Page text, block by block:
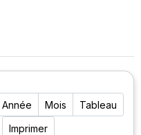
Année Mois Tableau
Imprimer